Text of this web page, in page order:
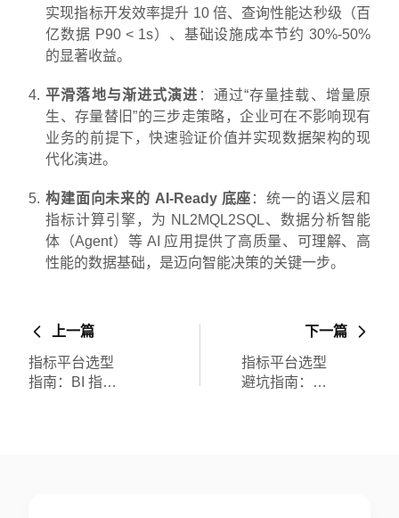
实现指标开发效率提升 10 倍、查询性能达秒级（百
亿数据 P90 < 1s）、基础设施成本节约 30%-50%
的显著收益。
平滑落地与渐进式演进 ：通过“存量挂载、增量原
生、存量替旧”的三步走策略，企业可在不影响现有
业务的前提下，快速验证价值并实现数据架构的现
代化演进。
构建面向未来的 AI-Ready 底座 ：统一的语义层和
指标计算引擎，为 NL2MQL2SQL、数据分析智能
体（Agent）等 AI 应用提供了高质量、可理解、高
性能的数据基础，是迈向智能决策的关键一步。
上一篇
指标平台选型
指南：BI 指标
下一篇
指标平台选型
避坑指南：数